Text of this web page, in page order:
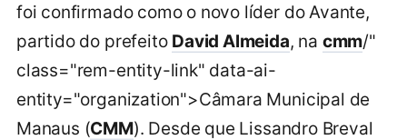
foi confirmado como o novo líder do Avante,
partido do prefeito David Almeida, na cmm/"
class="rem-entity-link" data-ai-
entity="organization">Câmara Municipal de
Manaus (CMM). Desde que Lissandro Breval